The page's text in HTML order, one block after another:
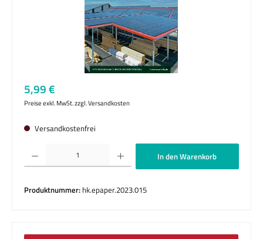
Regulärer Preis:
5,99 €
Preise exkl. MwSt. zzgl. Versandkosten
Versandkostenfrei
Produkt Anzahl: Gib den gewünschten Wert ein oder benutze die Schaltflächen um
In den Warenkorb
Produktnummer: hk.epaper.2023.015